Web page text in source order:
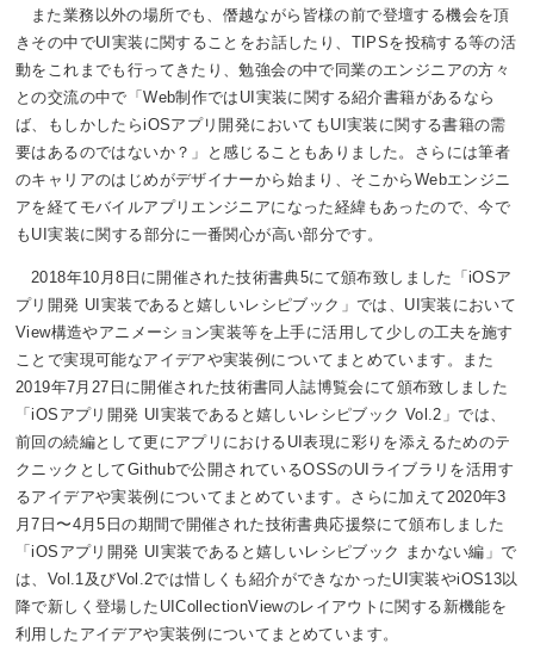
また業務以外の場所でも、僭越ながら皆様の前で登壇する機会を頂
きその中でUI実装に関することをお話したり、TIPSを投稿する等の活
動をこれまでも行ってきたり、勉強会の中で同業のエンジニアの方々
との交流の中で「Web制作ではUI実装に関する紹介書籍があるなら
ば、もしかしたらiOSアプリ開発においてもUI実装に関する書籍の需
要はあるのではないか？」と感じることもありました。さらには筆者
のキャリアのはじめがデザイナーから始まり、そこからWebエンジニ
アを経てモバイルアプリエンジニアになった経緯もあったので、今で
もUI実装に関する部分に一番関心が高い部分です。
2018年10月8日に開催された技術書典5にて頒布致しました「iOSア
プリ開発 UI実装であると嬉しいレシピブック」では、UI実装において
View構造やアニメーション実装等を上手に活用して少しの工夫を施す
ことで実現可能なアイデアや実装例についてまとめています。また
2019年7月27日に開催された技術書同人誌博覧会にて頒布致しました
「iOSアプリ開発 UI実装であると嬉しいレシピブック Vol.2」では、
前回の続編として更にアプリにおけるUI表現に彩りを添えるためのテ
クニックとしてGithubで公開されているOSSのUIライブラリを活用す
るアイデアや実装例についてまとめています。さらに加えて2020年3
月7日〜4月5日の期間で開催された技術書典応援祭にて頒布しました
「iOSアプリ開発 UI実装であると嬉しいレシピブック まかない編」で
は、Vol.1及びVol.2では惜しくも紹介ができなかったUI実装やiOS13以
降で新しく登場したUICollectionViewのレイアウトに関する新機能を
利用したアイデアや実装例についてまとめています。